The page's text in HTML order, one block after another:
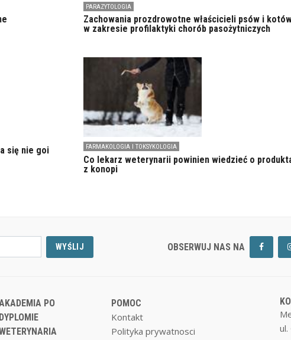
się nie goi
PARAZYTOLOGIA
Zachowania prozdrowotne właścicieli psów i
w zakresie profilaktyki chorób pasożytniczych
FARMAKOLOGIA I TOKSYKOLOGIA
Co lekarz weterynarii powinien wiedzieć o
z konopi
WYŚLIJ OBSERWUJ NAS NA
PO
DYPLOMIE
POMOC
Kontakt
Polityka prywatnosci